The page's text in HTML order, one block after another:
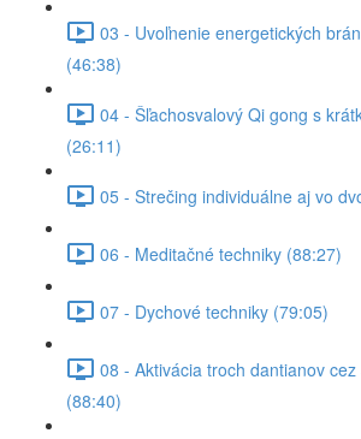
03 - Uvoľnenie energetických
(46:38)
04 - Šľachosvalový Qi gong s
(26:11)
05 - Strečing individuálne aj vo
06 - Meditačné techniky (88:27)
07 - Dychové techniky (79:05)
08 - Aktivácia troch dantianov
(88:40)